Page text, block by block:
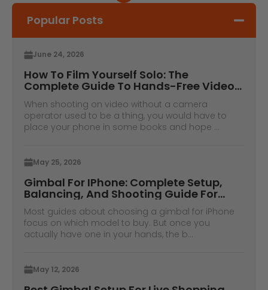
Popular Posts
June 24, 2026
How To Film Yourself Solo: The
Complete Guide To Hands-Free Video
With A Gimbal
When shooting on video without a camera
operator used to be a thing, you would have to
place your phone in some books and hope ...
May 25, 2026
Gimbal For IPhone: Complete Setup,
Balancing, And Shooting Guide For
IPhone Pro Max Users
Most guides about choosing a gimbal for iPhone
focus on which model to buy. But once you
actually have one in your hands, the b...
May 12, 2026